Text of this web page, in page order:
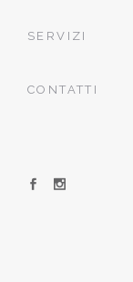
SERVIZI
CONTATTI